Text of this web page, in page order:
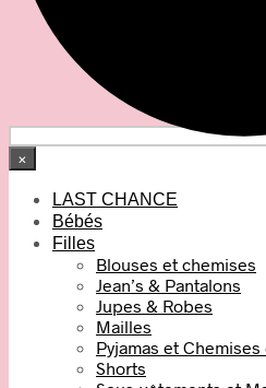
×
LAST CHANCE
Bébés
Filles
Blouses et chemises
Jean’s & Pantalons
Jupes & Robes
Mailles
Pyjamas et
Shorts